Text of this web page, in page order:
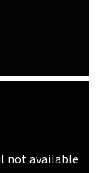
not available